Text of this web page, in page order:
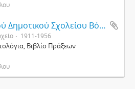
Αρχείο 10ου Μικτού Δημοτικού Σχολείου Βόλου
1911-1956
Βιβλίο Πράξεων